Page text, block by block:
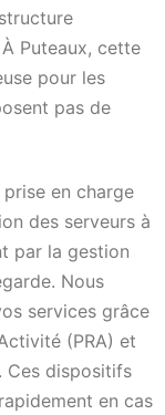
Puteaux, cette
pour les
pas de
en charge
des serveurs à
par la gestion
Nous
services grâce
(PRA) et
Ces dispositifs
en cas